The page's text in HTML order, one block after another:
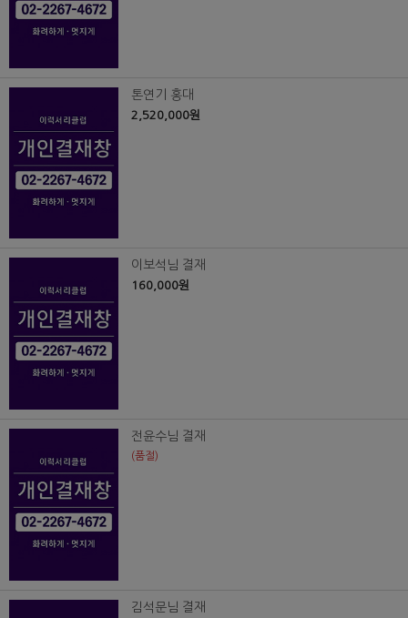
톤연기 홍대
2,520,000원
이보석님 결재
160,000원
전윤수님 결재
(품절)
김석문님 결재